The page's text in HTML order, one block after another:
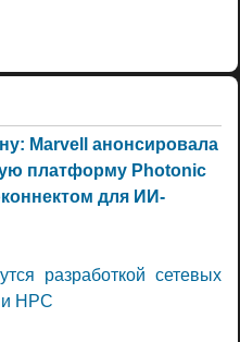
Marvell анонсировала
платформу Photonic
для ИИ-
разработкой сетевых
и НРС